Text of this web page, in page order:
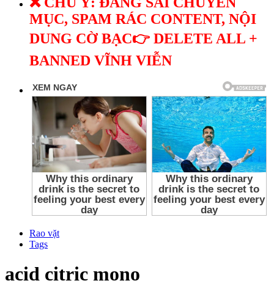
MỤC, SPAM RÁC CONTENT, NỘI
DUNG CỜ BẠC👉 DELETE ALL +
BANNED VĨNH VIỄN
Rao vặt
Tags
acid citric mono